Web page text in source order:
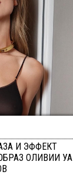
И ЭФФЕКТ
ОЛИВИИ